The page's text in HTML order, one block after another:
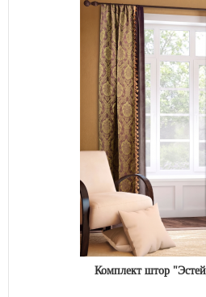
Комплект штор